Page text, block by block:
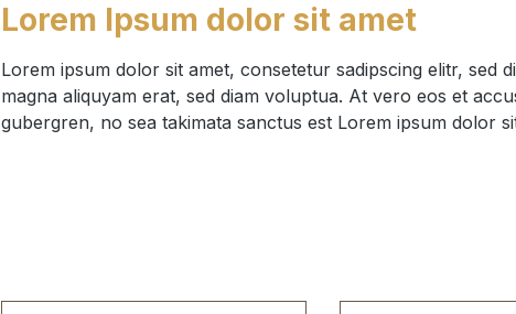
Lorem Ipsum dolor sit amet
Lorem ipsum dolor sit amet, consetetur sadipscing elitr,
magna aliquyam erat, sed diam voluptua. At vero eos et
gubergren, no sea takimata sanctus est Lorem ipsum dolor